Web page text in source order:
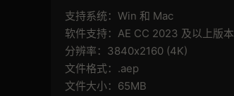
支持系统：Win 和 Mac
软件支持：AE CC 2023 及以上版本
分辨率：3840x2160 (4K)
文件格式：.aep
文件大小：65MB